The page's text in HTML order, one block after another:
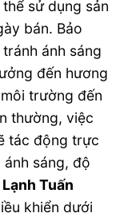
sử dụng sản
bán. Bảo
ánh sáng
đến hương
trường đến
thường, việc
tác động trực
sáng, độ
Tuấn
khiển dưới